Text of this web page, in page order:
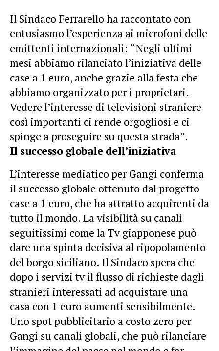
Il Sindaco Ferrarello ha raccontato con
entusiasmo l’esperienza ai microfoni delle
emittenti internazionali: “Negli ultimi
mesi abbiamo rilanciato l’iniziativa delle
case a 1 euro, anche grazie alla festa che
abbiamo organizzato per i proprietari.
Vedere l’interesse di televisioni straniere
così importanti ci rende orgogliosi e ci
spinge a proseguire su questa strada”.
Il successo globale dell’iniziativa
L’interesse mediatico per Gangi conferma
il successo globale ottenuto dal progetto
case a 1 euro, che ha attratto acquirenti da
tutto il mondo. La visibilità su canali
seguitissimi come la Tv giapponese può
dare una spinta decisiva al ripopolamento
del borgo siciliano. Il Sindaco spera che
dopo i servizi tv il flusso di richieste dagli
stranieri interessati ad acquistare una
casa con 1 euro aumenti sensibilmente.
Uno spot pubblicitario a costo zero per
Gangi su canali globali, che può rilanciare